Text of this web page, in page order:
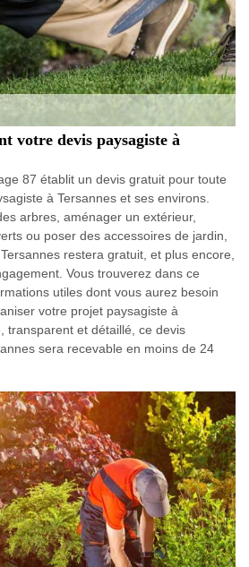
votre devis paysagiste à
87 établit un devis gratuit pour toute
à Tersannes et ses environs.
arbres, aménager un extérieur,
ou poser des accessoires de jardin,
restera gratuit, et plus encore,
Vous trouverez dans ce
utiles dont vous aurez besoin
votre projet paysagiste à
transparent et détaillé, ce devis
sera recevable en moins de 24